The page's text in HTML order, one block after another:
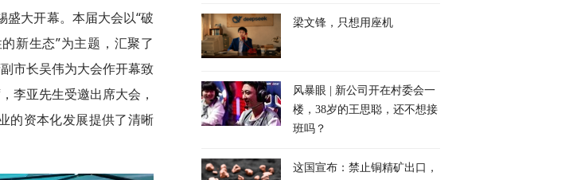
盛大开幕。本届大会以“破
新生态”为主题，汇聚了
市长吴伟为大会作开幕致
李亚先生受邀出席大会，
的资本化发展提供了清晰
梁文锋，只想用座机
风暴眼 | 新公司开在村委会一
楼，38岁的王思聪，还不想接
班吗？
这国宣布：禁止铜精矿出口，